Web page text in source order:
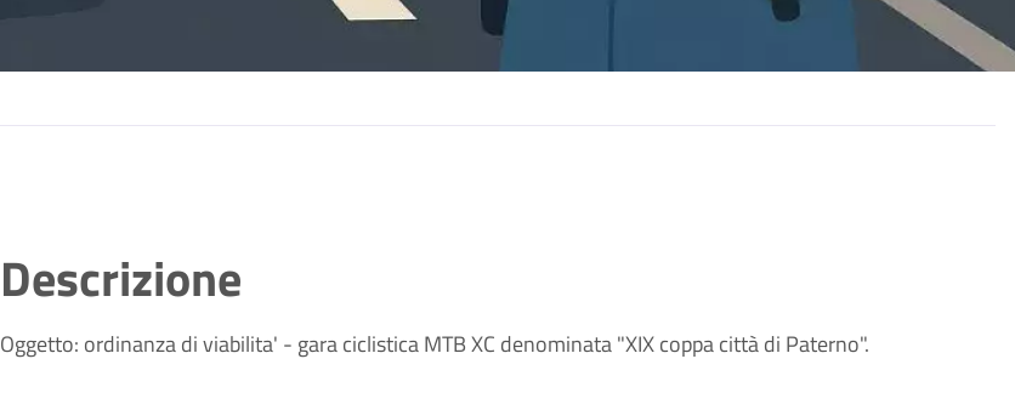
Descrizione
Oggetto: ordinanza di viabilita' - gara ciclistica MTB XC denominata "XIX coppa città di Paterno".